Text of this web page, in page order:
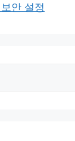
안 설정